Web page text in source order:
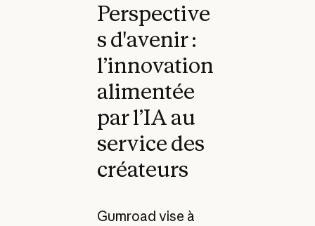
Perspective
s d'avenir :
l’innovation
alimentée
par l’IA au
service des
créateurs
Gumroad vise à